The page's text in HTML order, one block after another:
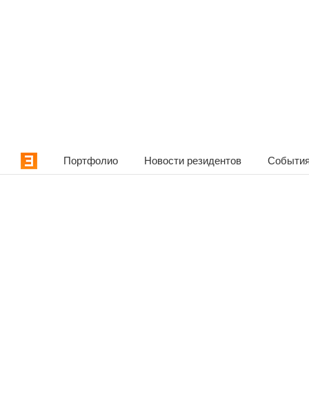
Портфолио Новости резидентов